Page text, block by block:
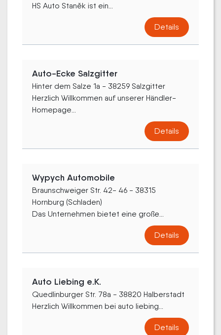
HS Auto Staněk ist ein...
Details
Auto-Ecke Salzgitter
Hinter dem Salze 1a - 38259 Salzgitter
Herzlich Willkommen auf unserer Händler-
Homepage...
Details
Wypych Automobile
Braunschweiger Str. 42- 46 - 38315
Hornburg (Schladen)
Das Unternehmen bietet eine große...
Details
Auto Liebing e.K.
Quedlinburger Str. 78a - 38820 Halberstadt
Herzlich Willkommen bei auto liebing...
Details